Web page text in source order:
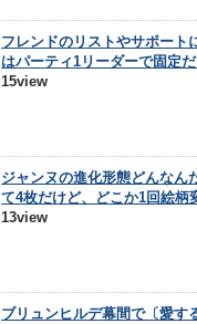
フレンドのリストやサポート
はパーティ1リーダーで固定だ
15view
ジャンヌの進化形態どんなん
て4枚だけど、どこか1回絵柄
13view
ブリュンヒルデ幕間で〔愛す